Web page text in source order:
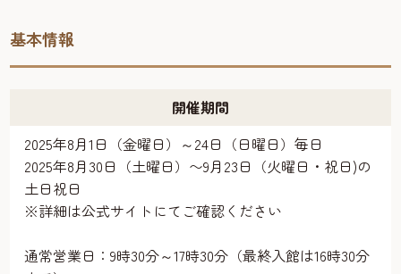
基本情報
開催期間
2025年8月1日（金曜日）～24日（日曜日）毎日
2025年8月30日（土曜日）〜9月23日（火曜日・祝日)の
土日祝日
※詳細は公式サイトにてご確認ください
通常営業日：9時30分～17時30分（最終入館は16時30分